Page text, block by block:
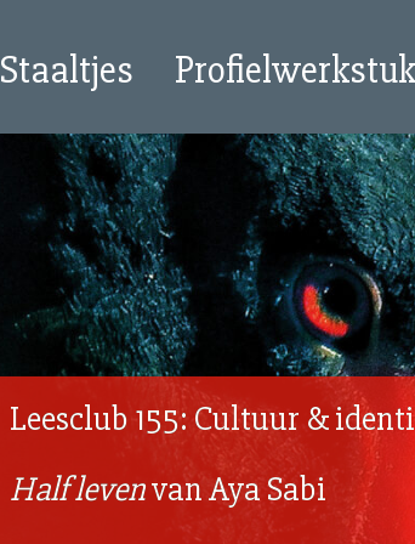
Staaltjes Profielwerkstuk
Leesclub 155: Cultuur &
Half levenvan Aya Sabi